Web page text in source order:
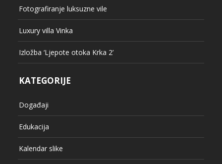
Fotografiranje luksuzne vile
Luxury villa Vinka
Izložba ‘Ljepote otoka Krka 2’
KATEGORIJE
Događaji
Edukacija
Kalendar slike